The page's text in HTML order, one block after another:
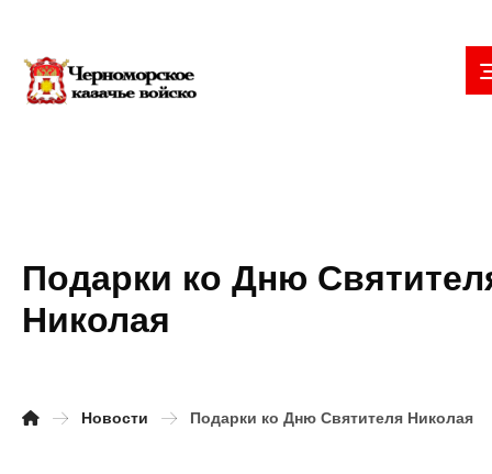
Подарки ко Дню
Николая
Новости Подарки ко Дню Святителя Николая